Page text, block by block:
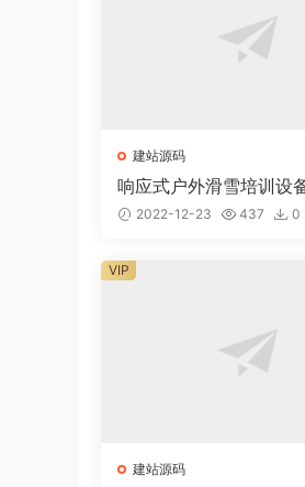
建站源码
响应式户外滑雪培训设
youcms易优模板
2022-12-23 437 0
建站源码
VIP